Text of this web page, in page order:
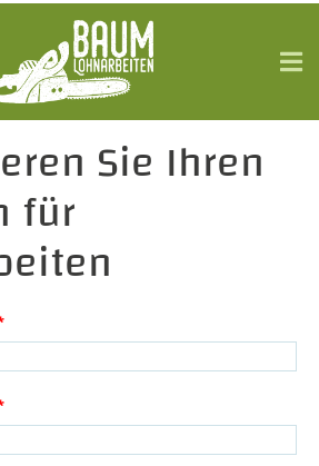
Sie Ihren
für